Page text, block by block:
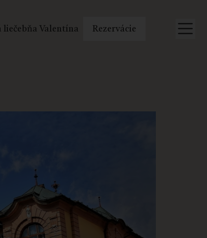
liečebňa Valentína Rezervácie